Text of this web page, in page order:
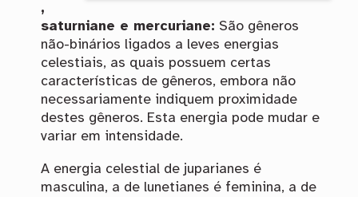
,
saturniane e mercuriane: São gêneros
não-binários ligados a leves energias
celestiais, as quais possuem certas
características de gêneros, embora não
necessariamente indiquem proximidade
destes gêneros. Esta energia pode mudar e
variar em intensidade.
A energia celestial de juparianes é
masculina, a de lunetianes é feminina, a de